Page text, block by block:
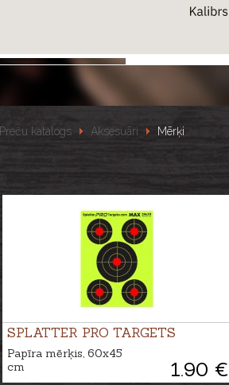
Preču katalogs Aksesuāri
Mērķi
SPLATTER PRO TARGETS
1.90 €
Papīra mērķis, 60x45
cm